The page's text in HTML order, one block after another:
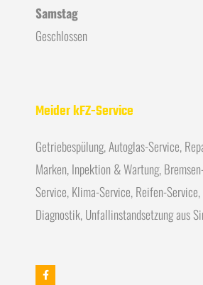
Samstag
Geschlossen
Meider kFZ-Service
Getriebespülung, Autoglas-Service,
Marken, Inpektion & Wartung,
Service, Klima-Service, Reifen-
Diagnostik, Unfallinstandsetzung aus